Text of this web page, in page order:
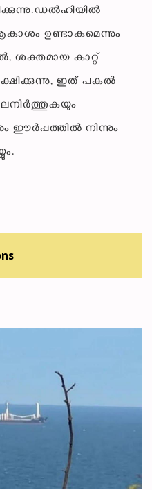
ഉണ്ടാകുമെന്നും
ശക്തമായ കാറ്റ്
ഇത് പകൽ
ഈർപ്പത്തിൽ നിന്നും